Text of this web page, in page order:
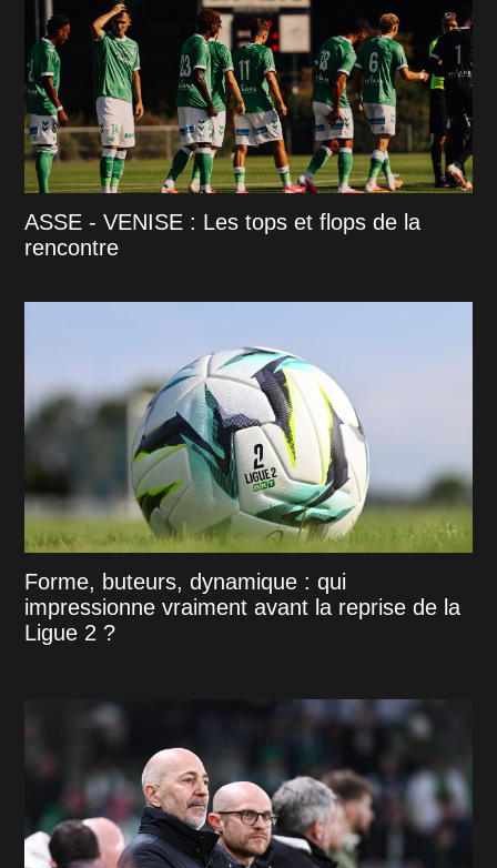
ASSE - VENISE : Les tops et flops de la
rencontre
Forme, buteurs, dynamique : qui
impressionne vraiment avant la reprise de la
Ligue 2 ?